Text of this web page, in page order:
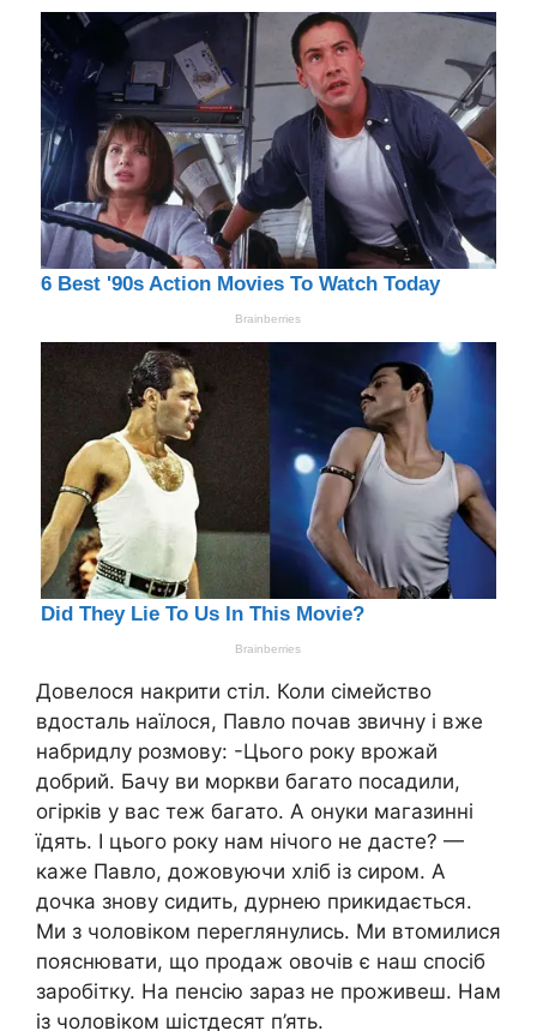
Довелося накрити стіл. Коли сімейство
вдосталь наїлося, Павло почав звичну і вже
набридлу розмову: -Цього року врожай
добрий. Бачу ви моркви багато посадили,
огірків у вас теж багато. А онуки магазинні
їдять. І цього року нам нічого не дасте? —
каже Павло, дожовуючи хліб із сиром. А
дочка знову сидить, дурнею прикидається.
Ми з чоловіком переглянулись. Ми втомилися
пояснювати, що продаж овочів є наш спосіб
заробітку. На пенсію зараз не проживеш. Нам
із чоловіком шістдесят п’ять.